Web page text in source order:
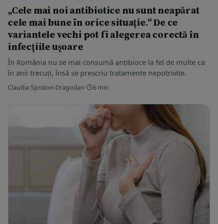
„Cele mai noi antibiotice nu sunt neapărat
cele mai bune în orice situație.“ De ce
variantele vechi pot fi alegerea corectă în
infecțiile ușoare
În România nu se mai consumă antibioce la fel de multe ca
în anii trecuți, însă se prescriu tratamente nepotrivite.
Claudia Spridon-Dragodan· 6 min